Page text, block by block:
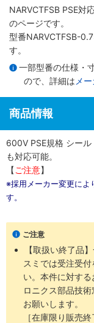
NARVCTFSB PSE対
のページです。
型番NARVCTFSB-
す。
一部型番の仕様・
ので、詳細は メ
商品情報
600V PSE規格 シー
も対応可能。
【 ご注意】
※採用メーカー変更によ
す。
ご注意
【取扱い終了品
スミでは受注受
い。本件に対す
ロニクス部品技
お願いします。
［在庫限り販売